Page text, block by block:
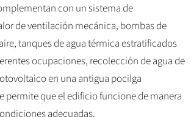
con un sistema de
de ventilación mecánica, bombas de
tanques de agua térmica estratificados
ocupaciones, recolección de agua de
en una antigua pocilga
permite que el edificio funcione de manera
adecuadas.